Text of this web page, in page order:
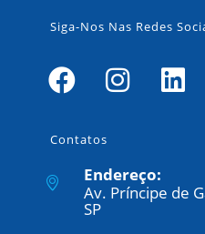
Siga-Nos Nas Redes
Contatos
Endereço:
Av. Príncipe de
SP